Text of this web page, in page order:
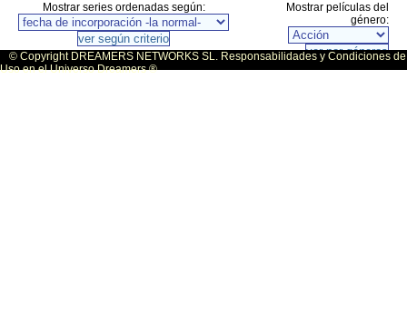
Mostrar series ordenadas según:
Mostrar películas del
género:
© Copyright DREAMERS NETWORKS SL. Responsabilidades y Condiciones de
Uso en el Universo Dreamers ®